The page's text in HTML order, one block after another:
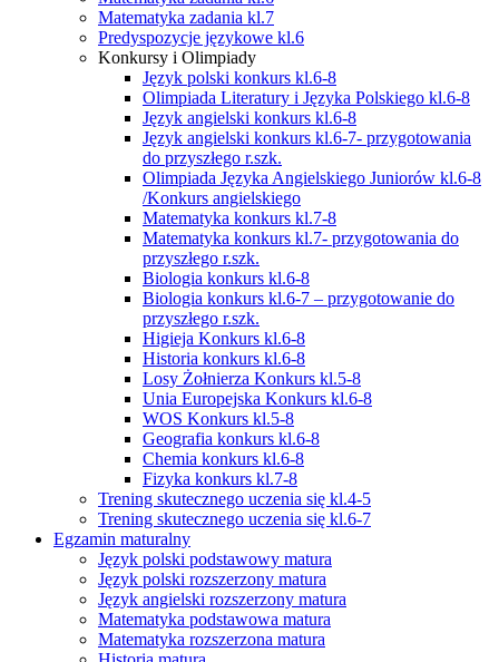
Matematyka zadania kl.7
Predyspozycje językowe kl.6
Konkursy i Olimpiady
Język polski konkurs kl.6-8
Olimpiada Literatury i Języka Polskiego kl.6-8
Język angielski konkurs kl.6-8
Język angielski konkurs kl.6-7- przygotowania
do przyszłego r.szk.
Olimpiada Języka Angielskiego Juniorów kl.6-8
/Konkurs angielskiego
Matematyka konkurs kl.7-8
Matematyka konkurs kl.7- przygotowania do
przyszłego r.szk.
Biologia konkurs kl.6-8
Biologia konkurs kl.6-7 – przygotowanie do
przyszłego r.szk.
Higieja Konkurs kl.6-8
Historia konkurs kl.6-8
Losy Żołnierza Konkurs kl.5-8
Unia Europejska Konkurs kl.6-8
WOS Konkurs kl.5-8
Geografia konkurs kl.6-8
Chemia konkurs kl.6-8
Fizyka konkurs kl.7-8
Trening skutecznego uczenia się kl.4-5
Trening skutecznego uczenia się kl.6-7
Egzamin maturalny
Język polski podstawowy matura
Język polski rozszerzony matura
Język angielski rozszerzony matura
Matematyka podstawowa matura
Matematyka rozszerzona matura